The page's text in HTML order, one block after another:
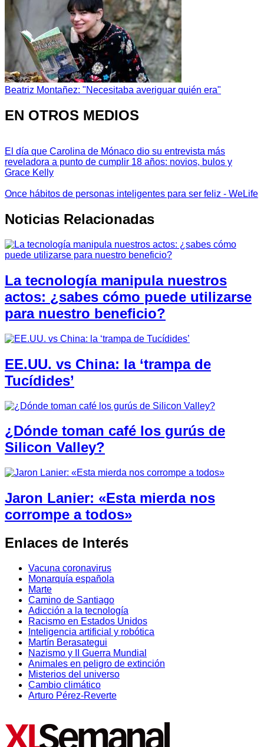
Beatriz Montañez: "Necesitaba averiguar quién era"
EN OTROS MEDIOS
El día que Carolina de Mónaco dio su entrevista más
reveladora a punto de cumplir 18 años: novios, bulos y
Grace Kelly
Once hábitos de personas inteligentes para ser feliz - WeLife
Noticias Relacionadas
La tecnología manipula nuestros
actos: ¿sabes cómo puede utilizarse
para nuestro beneficio?
EE.UU. vs China: la ‘trampa de
Tucídides’
¿Dónde toman café los gurús de
Silicon Valley?
Jaron Lanier: «Esta mierda nos
corrompe a todos»
Enlaces de Interés
Vacuna coronavirus
Monarquía española
Marte
Camino de Santiago
Adicción a la tecnología
Racismo en Estados Unidos
Inteligencia artificial y robótica
Martín Berasategui
Nazismo y II Guerra Mundial
Animales en peligro de extinción
Misterios del universo
Cambio climático
Arturo Pérez-Reverte